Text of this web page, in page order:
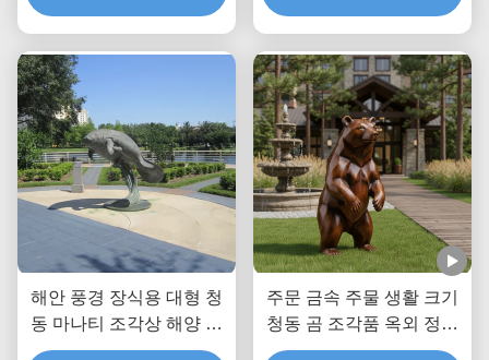
예술 장식
해안 풍경 장식용 대형 청
동 마나티 조각상 해양 동
물 야외 정원 예술 동상
주문 금속 주물 생활 크기
청동 곰 조각품 옥외 정원
동상 별장 공원 조경 장식